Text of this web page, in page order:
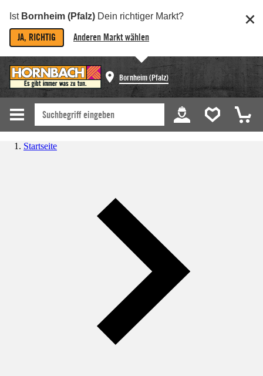
Ist Bornheim (Pfalz) Dein richtiger Markt?
JA, RICHTIG Anderen Markt wählen
Bornheim (Pfalz)
Startseite